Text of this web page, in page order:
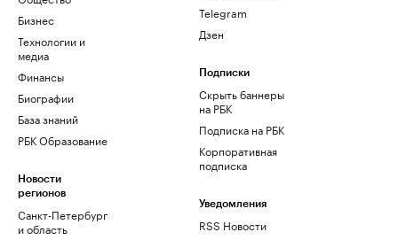
Бизнес
Технологии и
медиа
Финансы
Биографии
База знаний
РБК Образование
Новости
регионов
Санкт-Петербург
и область
Telegram
Дзен
Подписки
Скрыть баннеры
на РБК
Подписка на РБК
Корпоративная
подписка
Уведомления
RSS Новости